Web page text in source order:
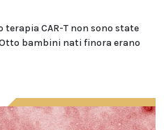
terapia CAR-T non sono state
bambini nati finora erano